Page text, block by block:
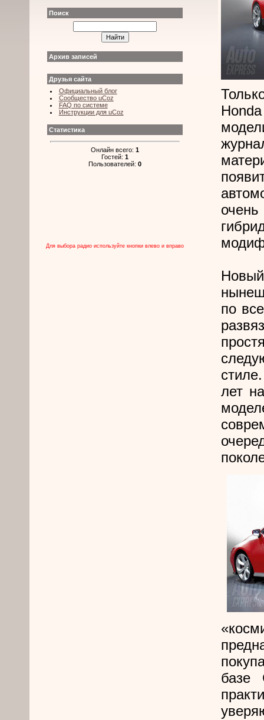
Поиск
Архив записей
Друзья сайта
Официальный блог
Сообщество uCoz
FAQ по системе
Инструкции для uCoz
Статистика
Онлайн всего: 1
Гостей: 1
Пользователей: 0
Для выбора радио используйте кнопки влево и вправо
по
лет
базе